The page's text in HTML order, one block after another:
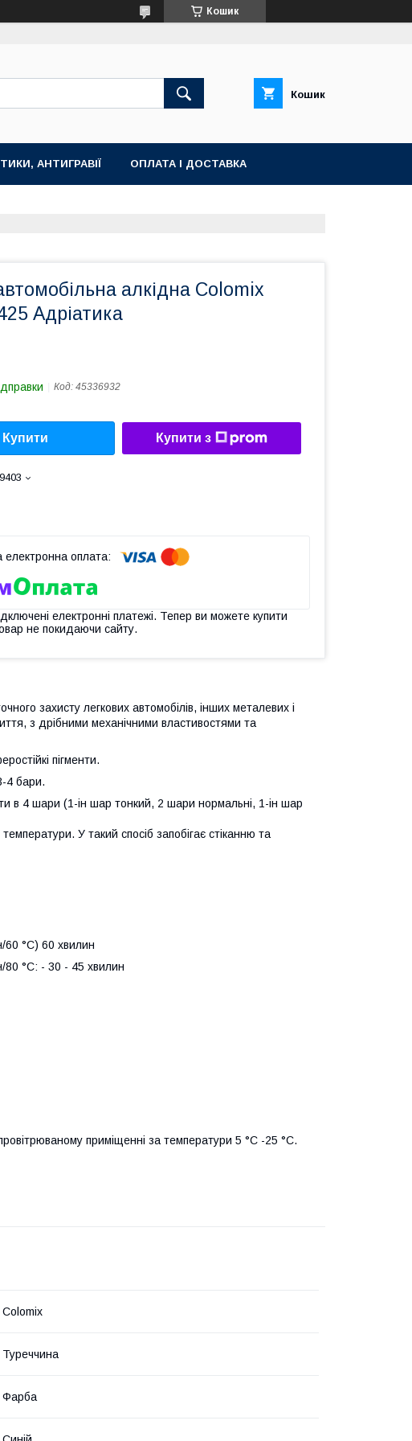
Кошик
Кошик
АНТИГРАВІЇ ОПЛАТА І ДОСТАВКА
алкідна Colomix
Адріатика
Код: 45336932
Купити Купити з
електронні платежі. Тепер ви можете купити
не покидаючи сайту.
захисту легкових автомобілів, інших металевих і
з дрібними механічними властивостями та
пігменти.
4 бари.
в 4 шари (1-ін шар тонкий, 2 шари нормальні, 1-ін шар
У такий спосіб запобігає стіканню та
60 °C) 60 хвилин
80 °C: - 30 - 45 хвилин
приміщенні за температури 5 °C -25 °C.
Colomix
Туреччина
Фарба